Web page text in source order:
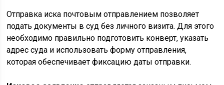
Отправка иска почтовым отправлением позволяет
подать документы в суд без личного визита. Для этого
необходимо правильно подготовить конверт, указать
адрес суда и использовать форму отправления,
которая обеспечивает фиксацию даты отправки.